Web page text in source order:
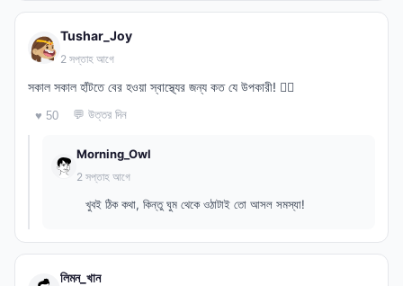
Tushar_Joy
2 সপ্তাহ আগে
সকাল সকাল হাঁটতে বের হওয়া স্বাস্থ্যের জন্য কত যে উপকারী! 🚶‍♂️
♥ 50 💬 উত্তর দিন
Morning_Owl
2 সপ্তাহ আগে
খুবই ঠিক কথা, কিন্তু ঘুম থেকে ওঠাটাই তো আসল সমস্যা!
লিমন_খান